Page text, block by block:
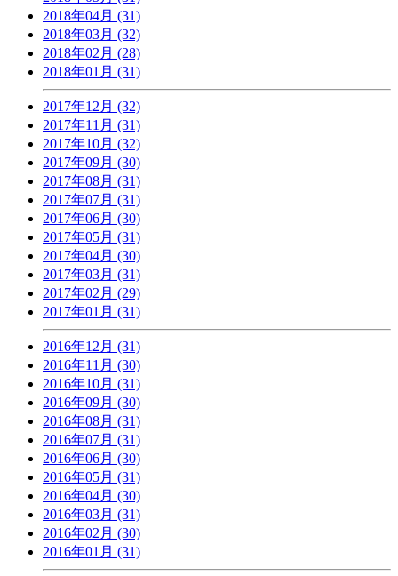
2018年04月 (31)
2018年03月 (32)
2018年02月 (28)
2018年01月 (31)
2017年12月 (32)
2017年11月 (31)
2017年10月 (32)
2017年09月 (30)
2017年08月 (31)
2017年07月 (31)
2017年06月 (30)
2017年05月 (31)
2017年04月 (30)
2017年03月 (31)
2017年02月 (29)
2017年01月 (31)
2016年12月 (31)
2016年11月 (30)
2016年10月 (31)
2016年09月 (30)
2016年08月 (31)
2016年07月 (31)
2016年06月 (30)
2016年05月 (31)
2016年04月 (30)
2016年03月 (31)
2016年02月 (30)
2016年01月 (31)